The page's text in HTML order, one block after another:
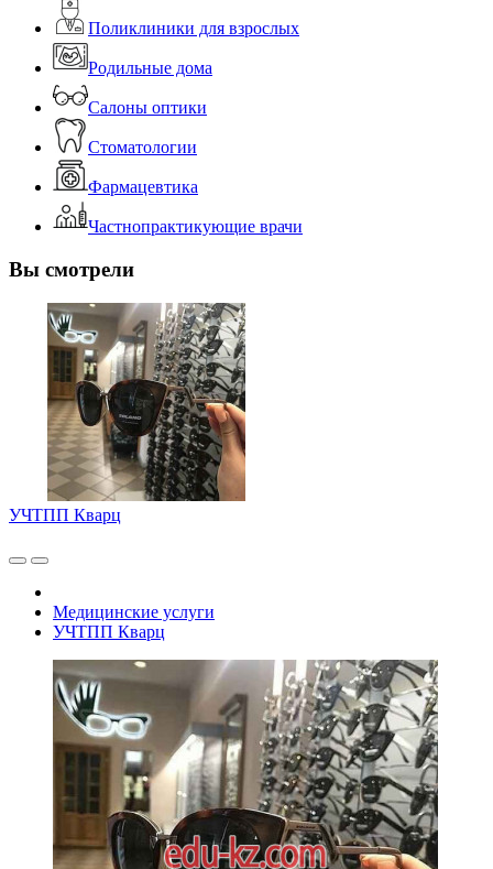
Поликлиники для взрослых
Родильные дома
Салоны оптики
Стоматологии
Фармацевтика
Частнопрактикующие врачи
Вы смотрели
УЧТПП Кварц
Медицинские услуги
УЧТПП Кварц